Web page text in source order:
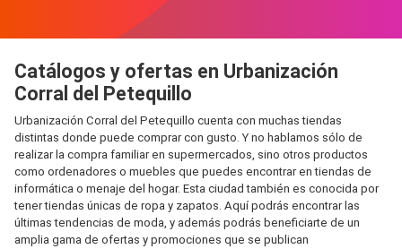
Catálogos y ofertas en Urbanización
Corral del Petequillo
Urbanización Corral del Petequillo cuenta con muchas tiendas
distintas donde puede comprar con gusto. Y no hablamos sólo de
realizar la compra familiar en supermercados, sino otros productos
como ordenadores o muebles que puedes encontrar en tiendas de
informática o menaje del hogar. Esta ciudad también es conocida por
tener tiendas únicas de ropa y zapatos. Aquí podrás encontrar las
últimas tendencias de moda, y además podrás beneficiarte de un
amplia gama de ofertas y promociones que se publican